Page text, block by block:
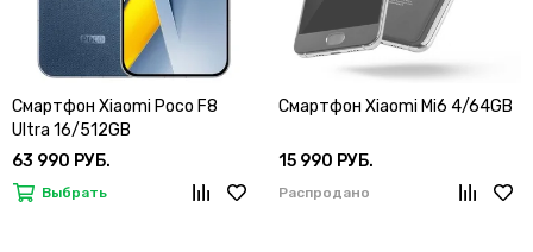
Смартфон Xiaomi Poco F8
Ultra 16/512GB
63 990 РУБ.
Выбрать
Смартфон Xiaomi Mi6 4/64GB
15 990 РУБ.
Распродано